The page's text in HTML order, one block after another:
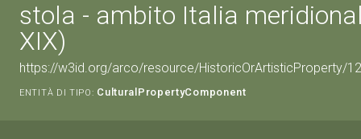
stola - ambito Italia
XIX)
https://w3id.org/arco/resource/HistoricOrArtisticProperty/
ENTITÀ DI TIPO: CulturalPropertyComponent